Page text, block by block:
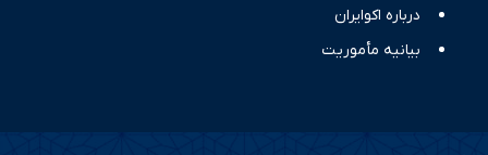
درباره اکوایران
بیانیه مأموریت